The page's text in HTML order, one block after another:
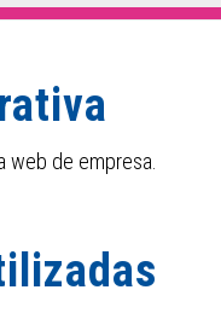
web de empresa.